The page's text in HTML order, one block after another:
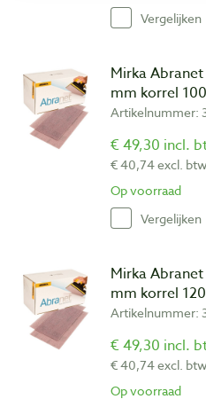
Vergelijken
Mirka
mm korrel 100
Artikelnummer:
€ 49,30 incl.
€ 40,74 excl. btw
Op voorraad
Vergelijken
Mirka
mm korrel 120
Artikelnummer:
€ 49,30 incl.
€ 40,74 excl. btw
Op voorraad